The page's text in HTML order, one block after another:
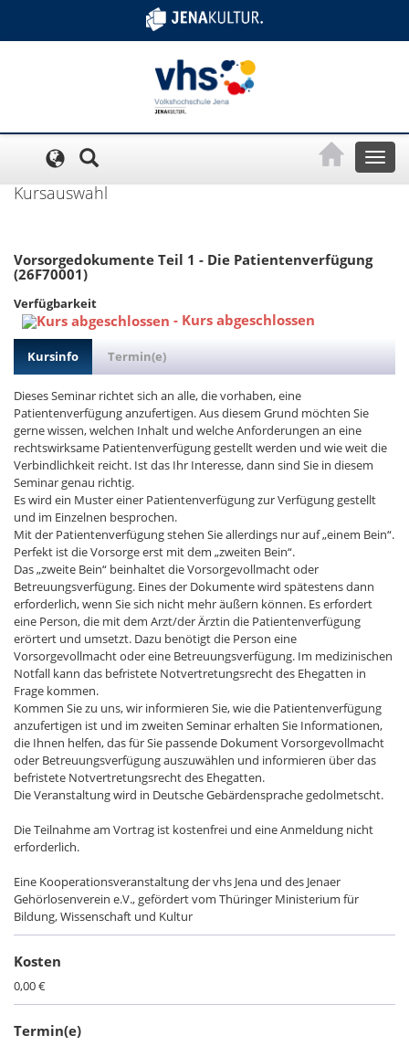
Toggle
Kursauswahl
Vorsorgedokumente Teil 1 - Die Patientenverfügung
(26F70001)
Verfügbarkeit
- Kurs abgeschlossen
Kursinfo Termin(e)
Dieses Seminar richtet sich an alle, die vorhaben, eine
Patientenverfügung anzufertigen. Aus diesem Grund möchten Sie
gerne wissen, welchen Inhalt und welche Anforderungen an eine
rechtswirksame Patientenverfügung gestellt werden und wie weit die
Verbindlichkeit reicht. Ist das Ihr Interesse, dann sind Sie in diesem
Seminar genau richtig.
Es wird ein Muster einer Patientenverfügung zur Verfügung gestellt
und im Einzelnen besprochen.
Mit der Patientenverfügung stehen Sie allerdings nur auf „einem Bein“.
Perfekt ist die Vorsorge erst mit dem „zweiten Bein“.
Das „zweite Bein“ beinhaltet die Vorsorgevollmacht oder
Betreuungsverfügung. Eines der Dokumente wird spätestens dann
erforderlich, wenn Sie sich nicht mehr äußern können. Es erfordert
eine Person, die mit dem Arzt/der Ärztin die Patientenverfügung
erörtert und umsetzt. Dazu benötigt die Person eine
Vorsorgevollmacht oder eine Betreuungsverfügung. Im medizinischen
Notfall kann das befristete Notvertretungsrecht des Ehegatten in
Frage kommen.
Kommen Sie zu uns, wir informieren Sie, wie die Patientenverfügung
anzufertigen ist und im zweiten Seminar erhalten Sie Informationen,
die Ihnen helfen, das für Sie passende Dokument Vorsorgevollmacht
oder Betreuungsverfügung auszuwählen und informieren über das
befristete Notvertretungsrecht des Ehegatten.
Die Veranstaltung wird in Deutsche Gebärdensprache gedolmetscht.
Die Teilnahme am Vortrag ist kostenfrei und eine Anmeldung nicht
erforderlich.
Eine Kooperationsveranstaltung der vhs Jena und des Jenaer
Gehörlosenverein e.V., gefördert vom Thüringer Ministerium für
Bildung, Wissenschaft und Kultur
Kosten
0,00 €
Termin(e)